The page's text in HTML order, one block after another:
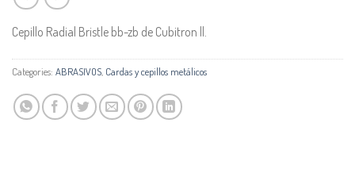
Cepillo Radial Bristle bb-zb de Cubitron ll.
Categories: ABRASIVOS, Cardas y cepillos metálicos